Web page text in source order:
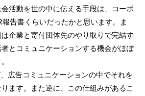
活動を世の中に伝える手段は、コーポ
告書くらいだったかと思います。ま
企業と寄付団体先のやり取りで完結す
とコミュニケーションする機会がほぼ
広告コミュニケーションの中でそれを
ます。また逆に、この仕組みがあるこ